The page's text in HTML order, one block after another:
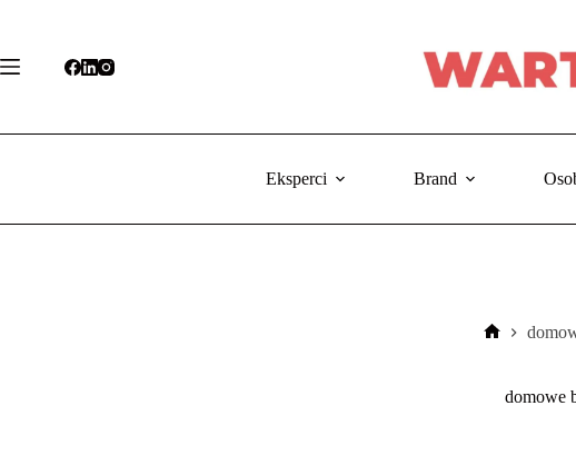
Eksperci Brand
domowe